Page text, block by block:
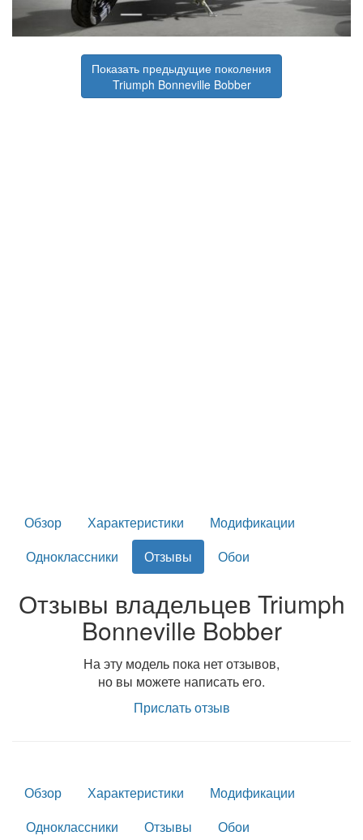
Показать предыдущие поколения
Triumph Bonneville Bobber
Обзор Характеристики
Модификации
Одноклассники
Отзывы Обои
Отзывы владельцев Triumph
Bonneville Bobber
На эту модель пока нет отзывов,
но вы можете написать его.
Прислать отзыв
Обзор Характеристики
Модификации
Одноклассники
Отзывы Обои